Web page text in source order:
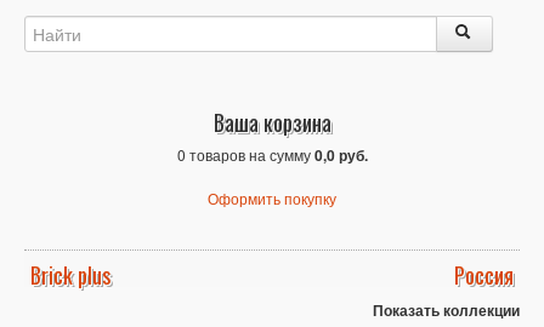
Ваша корзина
0 товаров на сумму0,0 руб.
Оформить покупку
Brick plus Россия
Показать коллекции